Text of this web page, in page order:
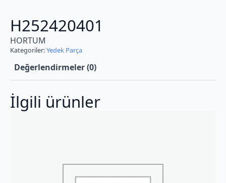
H252420401
HORTUM
Kategoriler:Yedek Parça
Değerlendirmeler (0)
İlgili ürünler